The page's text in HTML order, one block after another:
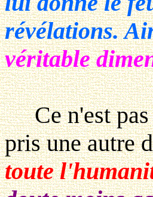
révélations.
véritable
Ce n'est pas
pris une autre
toute